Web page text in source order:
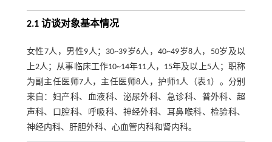
2.1 访谈对象基本情况
女性7人，男性9人；30~39岁6人，40~49岁8人，50岁及以
上2人；从事临床工作10~14年11人，15年及以上5人；职称
为副主任医师7人，主任医师8人，护师1人（表1）。分别
来自：妇产科、血液科、泌尿外科、急诊科、普外科、超
声科、口腔科、呼吸科、神经外科、耳鼻喉科、检验科、
神经内科、肝胆外科、心血管内科和肾内科。